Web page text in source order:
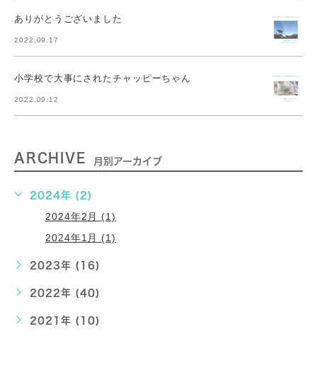
ありがとうございました
2022.09.17
小学校で大事にされたチャッピーちゃん
2022.09.12
ARCHIVE 月別アーカイブ
2024年 (2)
2024年2月 (1)
2024年1月 (1)
2023年 (16)
2022年 (40)
2021年 (10)